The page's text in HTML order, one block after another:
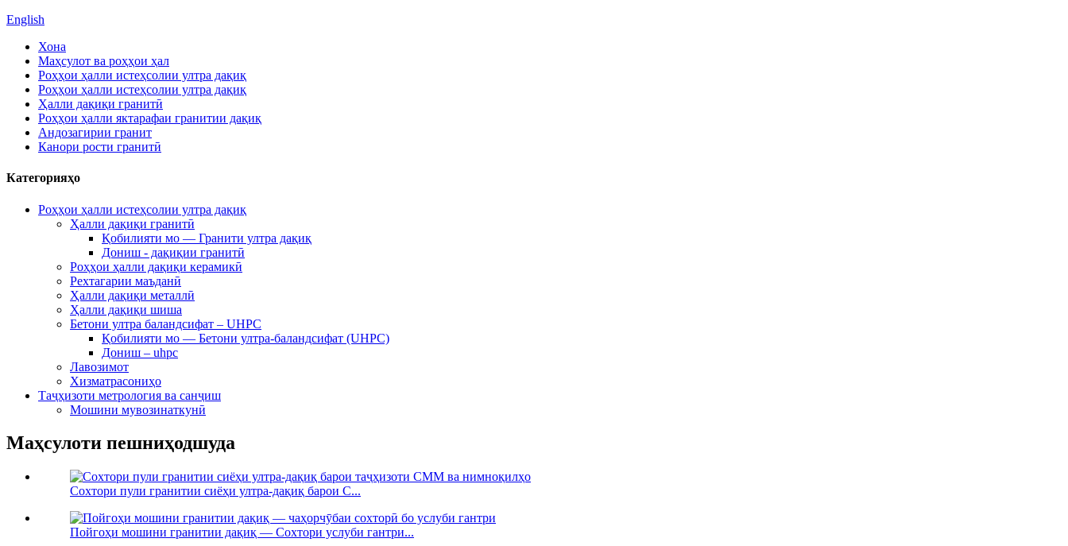
English
Хона
Маҳсулот ва роҳҳои ҳал
Роҳҳои ҳалли истеҳсолии ултра дақиқ
Роҳҳои ҳалли истеҳсолии ултра дақиқ
Ҳалли дақиқи гранитӣ
Роҳҳои ҳалли яктарафаи гранитии дақиқ
Андозагирии гранит
Канори рости гранитӣ
Категорияҳо
Роҳҳои ҳалли истеҳсолии ултра дақиқ
Ҳалли дақиқи гранитӣ
Қобилияти мо — Гранити ултра дақиқ
Дониш - дақиқии гранитӣ
Роҳҳои ҳалли дақиқи керамикӣ
Рехтагарии маъданӣ
Ҳалли дақиқи металлӣ
Ҳалли дақиқи шиша
Бетони ултра баландсифат – UHPC
Қобилияти мо — Бетони ултра-баландсифат (UHPC)
Дониш – uhpc
Лавозимот
Хизматрасониҳо
Таҷҳизоти метрология ва санҷиш
Мошини мувозинаткунӣ
Маҳсулоти пешниҳодшуда
Сохтори пули гранитии сиёҳи ултра-дақиқ барои C...
Пойгоҳи мошини гранитии дақиқ — Сохтори услуби гантри...